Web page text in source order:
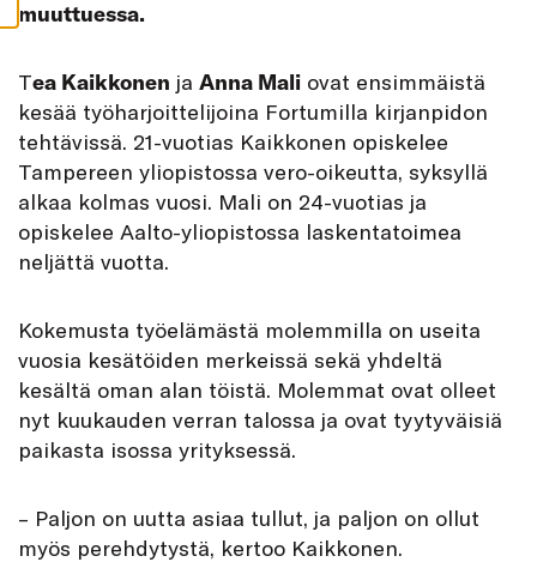
muuttuessa.
Tea Kaikkonen ja Anna Mali ovat ensimmäistä
kesää työharjoittelijoina Fortumilla kirjanpidon
tehtävissä. 21-vuotias Kaikkonen opiskelee
Tampereen yliopistossa vero-oikeutta, syksyllä
alkaa kolmas vuosi. Mali on 24-vuotias ja
opiskelee Aalto-yliopistossa laskentatoimea
neljättä vuotta.
Kokemusta työelämästä molemmilla on useita
vuosia kesätöiden merkeissä sekä yhdeltä
kesältä oman alan töistä. Molemmat ovat olleet
nyt kuukauden verran talossa ja ovat tyytyväisiä
paikasta isossa yrityksessä.
– Paljon on uutta asiaa tullut, ja paljon on ollut
myös perehdytystä, kertoo Kaikkonen.